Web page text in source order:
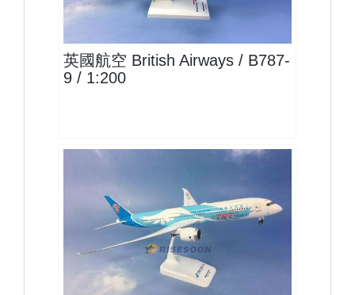
英國航空 British Airways / B787-
9 / 1:200
CSN20B789P01